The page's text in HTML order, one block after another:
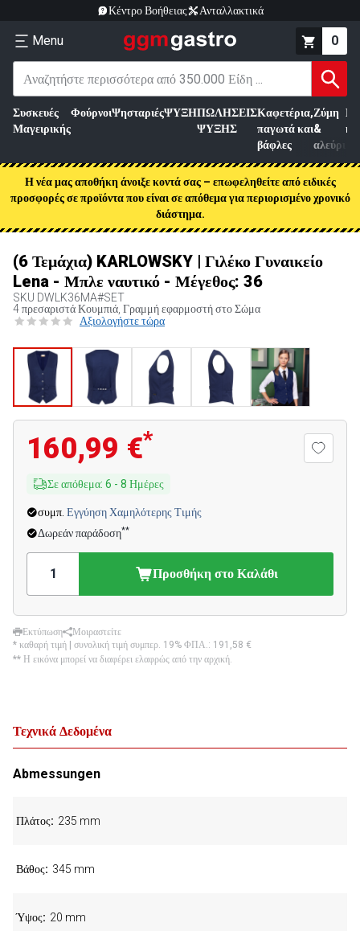
Κέντρο Βοήθειας Ανταλλακτικά
Menu 0
Συσκευές
Μαγειρικής
ΦούρνοιΨησταριέςΨΥΞΗΠΩΛΗΣΕΙΣ
ΨΥΞΗΣ
Καφετέρια,
παγωτά και
βάφλες
Ζύμη
&
αλεύρι
Η νέα μας αποθήκη άνοιξε κοντά σας – επωφεληθείτε από ειδικές
προσφορές σε προϊόντα που είναι σε απόθεμα για περιορισμένο χρονικό
διάστημα.
(6 Τεμάχια) KARLOWSKY | Γιλέκο Γυναικείο
Lena - Μπλε ναυτικό - Μέγεθος: 36
SKU DWLK36MA#SET
4 πρεσαριστά Κουμπιά, Γραμμή εφαρμοστή στο Σώμα
Αξιολογήστε τώρα
160,99 €*
Σε απόθεμα: 6 - 8 Ημέρες
συμπ. Εγγύηση Χαμηλότερης Τιμής
Δωρεάν παράδοση**
Προσθήκη στο Καλάθι
Εκτύπωση
Μοιραστείτε
* καθαρή τιμή | συνολική τιμή συμπερ. 19% ΦΠΑ.: 191,58 €
** Η εικόνα μπορεί να διαφέρει ελαφρώς από την αρχική.
Τεχνικά Δεδομένα
Abmessungen
Πλάτος 235 mm
Βάθος 345 mm
Ύψος 20 mm